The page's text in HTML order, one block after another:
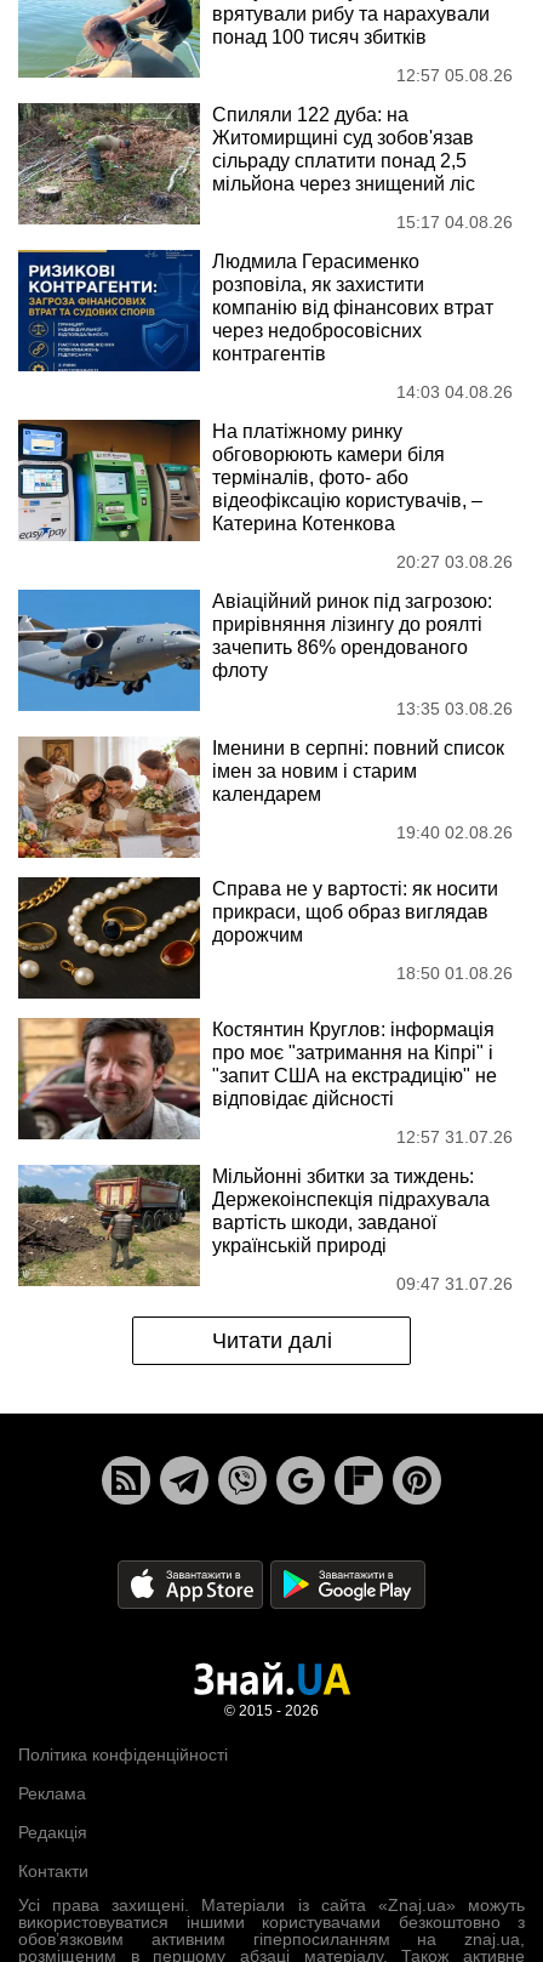
врятували рибу та нарахували
понад 100 тисяч збитків
12:57 05.08.26
Спиляли 122 дуба: на
Житомирщині суд зобов'язав
сільраду сплатити понад 2,5
мільйона через знищений ліс
15:17 04.08.26
Людмила Герасименко
розповіла, як захистити
компанію від фінансових втрат
через недобросовісних
контрагентів
14:03 04.08.26
На платіжному ринку
обговорюють камери біля
терміналів, фото- або
відеофіксацію користувачів, –
Катерина Котенкова
20:27 03.08.26
Авіаційний ринок під загрозою:
прирівняння лізингу до роялті
зачепить 86% орендованого
флоту
13:35 03.08.26
Іменини в серпні: повний список
імен за новим і старим
календарем
19:40 02.08.26
Справа не у вартості: як носити
прикраси, щоб образ виглядав
дорожчим
18:50 01.08.26
Костянтин Круглов: інформація
про моє "затримання на Кіпрі" і
"запит США на екстрадицію" не
відповідає дійсності
12:57 31.07.26
Мільйонні збитки за тиждень:
Держекоінспекція підрахувала
вартість шкоди, завданої
українській природі
09:47 31.07.26
Читати далі
Усі права захищені. Матеріали із сайта «Znaj.ua» можуть
використовуватися іншими користувачами безкоштовно з
обов’язковим активним гіперпосиланням на znaj.ua,
розміщеним в першому абзаці матеріалу. Також активне
Політика конфіденційності
Реклама
Редакція
Контакти
© 2015 - 2026